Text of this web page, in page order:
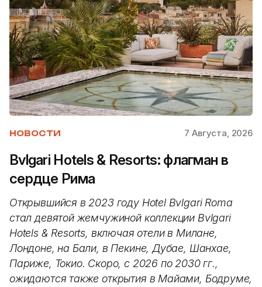
НОВОСТИ 7 Августа, 2026
Bvlgari Hotels & Resorts: флагман в
сердце Рима
Открывшийся в 2023 году Hotel Bvlgari Roma
стал девятой жемчужиной коллекции Bvlgari
Hotels & Resorts, включая отели в Милане,
Лондоне, на Бали, в Пекине, Дубае, Шанхае,
Париже, Токио. Скоро, с 2026 по 2030 гг.,
ожидаются также открытия в Майами, Бодруме,